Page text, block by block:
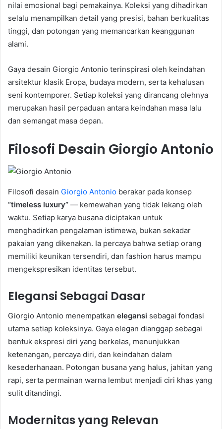
nilai emosional bagi pemakainya. Koleksi yang dihadirkan
selalu menampilkan detail yang presisi, bahan berkualitas
tinggi, dan potongan yang memancarkan keanggunan
alami.
Gaya desain Giorgio Antonio terinspirasi oleh keindahan
arsitektur klasik Eropa, budaya modern, serta kehalusan
seni kontemporer. Setiap koleksi yang dirancang olehnya
merupakan hasil perpaduan antara keindahan masa lalu
dan semangat masa depan.
Filosofi Desain Giorgio Antonio
Filosofi desain Giorgio Antonio berakar pada konsep
“timeless luxury” — kemewahan yang tidak lekang oleh
waktu. Setiap karya busana diciptakan untuk
menghadirkan pengalaman istimewa, bukan sekadar
pakaian yang dikenakan. Ia percaya bahwa setiap orang
memiliki keunikan tersendiri, dan fashion harus mampu
mengekspresikan identitas tersebut.
Elegansi Sebagai Dasar
Giorgio Antonio menempatkan elegansi sebagai fondasi
utama setiap koleksinya. Gaya elegan dianggap sebagai
bentuk ekspresi diri yang berkelas, menunjukkan
ketenangan, percaya diri, dan keindahan dalam
kesederhanaan. Potongan busana yang halus, jahitan yang
rapi, serta permainan warna lembut menjadi ciri khas yang
sulit ditandingi.
Modernitas yang Relevan